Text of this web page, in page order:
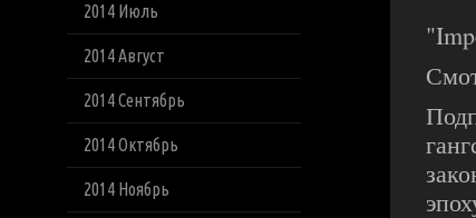
2014 Июль
2014 Август
2014 Сентябрь
2014 Октябрь
2014 Ноябрь